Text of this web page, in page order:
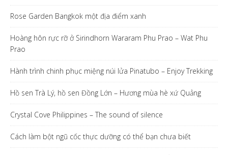
Rose Garden Bangkok một địa điểm xanh
Hoàng hôn rực rỡ ở Sirindhorn Wararam Phu Prao – Wat Phu
Prao
Hành trình chinh phục miệng núi lửa Pinatubo – Enjoy Trekking
Hồ sen Trà Lý, hồ sen Đồng Lớn – Hương mùa hè xứ Quảng
Crystal Cove Philippines – The sound of silence
Cách làm bột ngũ cốc thực dưỡng có thể bạn chưa biết